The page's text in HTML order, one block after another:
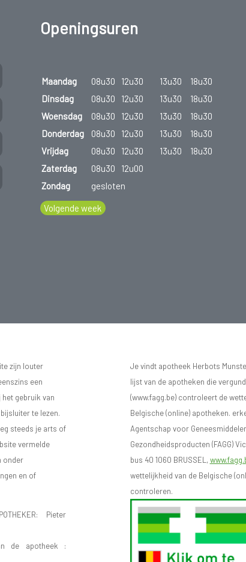
Openingsuren
Maandag 08u30 12u30 13u30
18u30
Dinsdag
08u30 12u30 13u30
18u30
Woensdag
08u30 12u30 13u30
18u30
Donderdag
08u30 12u30 13u30
18u30
Vrijdag
08u30 12u30 13u30
18u30
Zaterdag
08u30
12u00
Zondag
gesloten
Volgende week
zijn louter
een
gebruik van
te lezen.
steeds je arts of
vermelde
onder
en of
Pieter
van de apotheek :
Je vindt apotheek Herbots
lijst van de apotheken die vergund
(www.fagg.be) controleert de
Belgische (online) apotheken.
Agentschap voor
Gezondheidsproducten (FAGG)
bus 40 1060 BRUSSEL,
wettelijkheid van de Belgische
controleren.